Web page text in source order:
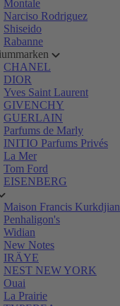
Montale
Narciso Rodriguez
Shiseido
Rabanne
CHANEL
DIOR
Yves Saint Laurent
GIVENCHY
GUERLAIN
Parfums de Marly
INITIO Parfums Privés
La Mer
Tom Ford
EISENBERG
Maison Francis Kurkdjian
Penhaligon's
Widian
New Notes
IRÄYE
NEST NEW YORK
Ouai
La Prairie